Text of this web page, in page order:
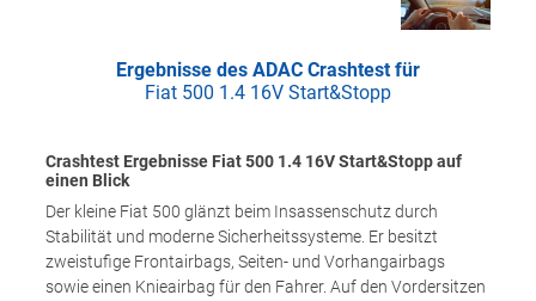
Ergebnisse des ADAC Crashtest für
Fiat 500 1.4 16V Start&Stopp
Crashtest Ergebnisse Fiat 500 1.4 16V Start&Stopp auf
einen Blick
Der kleine Fiat 500 glänzt beim Insassenschutz durch
Stabilität und moderne Sicherheitssysteme. Er besitzt
zweistufige Frontairbags, Seiten- und Vorhangairbags
sowie einen Knieairbag für den Fahrer. Auf den Vordersitzen